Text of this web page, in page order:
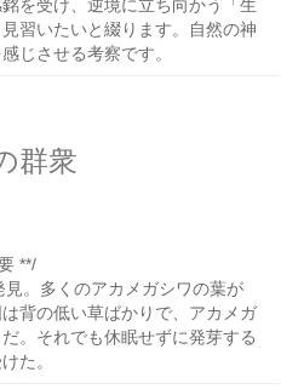
を受け、逆境に立ち向かう「生
習いたいと綴ります。自然の神
じさせる考察です。
群衆
**/
。多くのアカメガシワの葉が
背の低い草ばかりで、アカメガ
。それでも休眠せずに発芽する
た。